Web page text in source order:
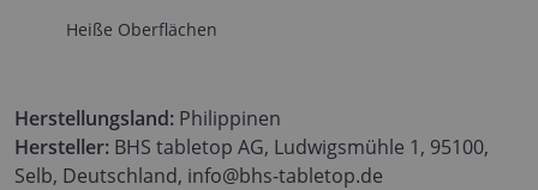
Heiße Oberflächen
Herstellungsland: Philippinen
Hersteller: BHS tabletop AG, Ludwigsmühle 1, 95100,
Selb, Deutschland, info@bhs-tabletop.de